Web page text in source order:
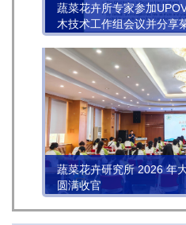
蔬菜花卉所专家参加
木技术工作组会议并分享
用进展
蔬菜花卉研究所 2026 年
圆满收官